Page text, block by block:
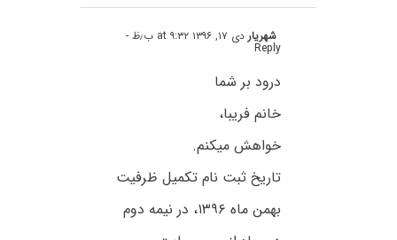
شهریاردی ۱۷, ۱۳۹۶ at ۹:۳۲ ب٫ظ -
Reply
درود بر شما
خانم فریبا،
خواهش میکنم.
تاریخ ثبت نام تکمیل ظرفیت
بهمن ماه ۱۳۹۶، در نیمه دوم